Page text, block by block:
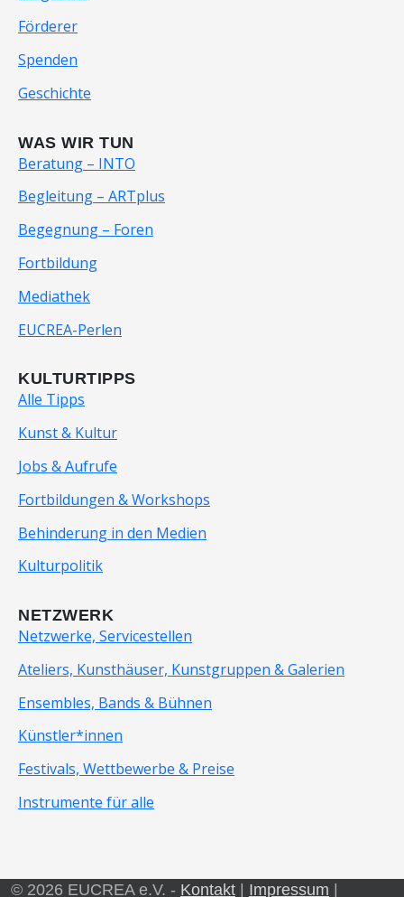
Förderer
Spenden
Geschichte
WAS WIR TUN
Beratung – INTO
Begleitung – ARTplus
Begegnung – Foren
Fortbildung
Mediathek
EUCREA-Perlen
KULTURTIPPS
Alle Tipps
Kunst & Kultur
Jobs & Aufrufe
Fortbildungen & Workshops
Behinderung in den Medien
Kulturpolitik
NETZWERK
Netzwerke, Servicestellen
Ateliers, Kunsthäuser, Kunstgruppen & Galerien
Ensembles, Bands & Bühnen
Künstler*innen
Festivals, Wettbewerbe & Preise
Instrumente für alle
© 2026 EUCREA e.V. - Kontakt | Impressum |